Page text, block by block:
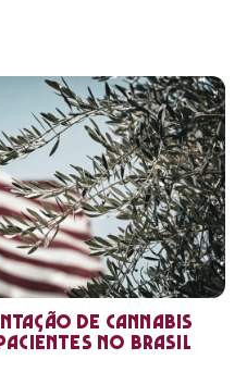
de cannabis
no Brasil